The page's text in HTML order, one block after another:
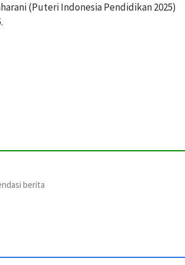
(Puteri Indonesia Pendidikan 2025)
berita